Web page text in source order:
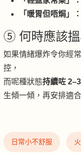
「暖胃但唔焗」：
⑤ 何時應該
如果情緒爆炸令你經
控，
而呢種狀態持續咗
生傾一傾，再安排適
日常小不舒服